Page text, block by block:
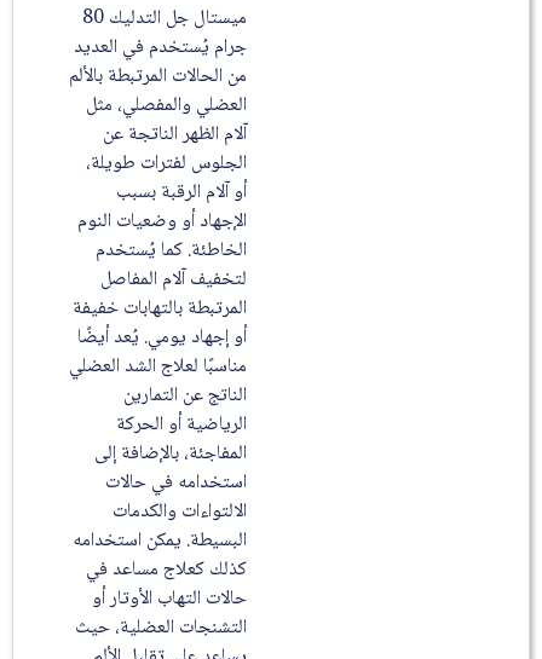
ميستال جل التدليك 80
جرام يُستخدم في العديد
من الحالات المرتبطة بالألم
العضلي والمفصلي، مثل
آلام الظهر الناتجة عن
الجلوس لفترات طويلة،
أو آلام الرقبة بسبب
الإجهاد أو وضعيات النوم
الخاطئة. كما يُستخدم
لتخفيف آلام المفاصل
المرتبطة بالتهابات خفيفة
أو إجهاد يومي. يُعد أيضًا
مناسبًا لعلاج الشد العضلي
الناتج عن التمارين
الرياضية أو الحركة
المفاجئة، بالإضافة إلى
استخدامه في حالات
الالتواءات والكدمات
البسيطة. يمكن استخدامه
كذلك كعلاج مساعد في
حالات التهاب الأوتار أو
التشنجات العضلية، حيث